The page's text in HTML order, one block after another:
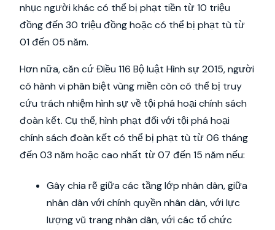
nhục người khác có thể bị phạt tiền từ 10 triệu
đồng đến 30 triệu đồng hoặc có thể bị phạt tù từ
01 đến 05 năm.
Hơn nữa, căn cứ Điều 116 Bộ luật Hình sự 2015, người
có hành vi phân biệt vùng miền còn có thể bị truy
cứu trách nhiệm hình sự về tội phá hoại chính sách
đoàn kết. Cụ thể, hình phạt đối với tội phá hoại
chính sách đoàn kết có thể bị phạt tù từ 06 tháng
đến 03 năm hoặc cao nhất từ 07 đến 15 năm nếu:
Gây chia rẽ giữa các tầng lớp nhân dân, giữa
nhân dân với chính quyền nhân dân, với lực
lượng vũ trang nhân dân, với các tổ chức